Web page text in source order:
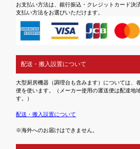
お支払い方法は、銀行振込・クレジットカード決
支払い方法をお選びいただけます。
配送・搬入設置について
大型厨房機器（調理台も含みます）については、
便を使います。（メーカー使用の運送便は配達地
す。）
配送・搬入設置について
※海外へのお届けはできません。